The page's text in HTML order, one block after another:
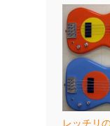
レッチリ